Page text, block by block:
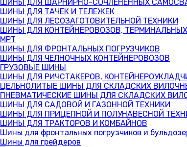
ШИНЫ ДЛЯ ШАРНИРНО-СОЧЛЕНЕННЫХ
ШИНЫ ДЛЯ ТАЧЕК И ТЕЛЕЖЕК
ШИНЫ ДЛЯ ЛЕСОЗАГОТОВИТЕЛЬНОЙ ТЕХНИКИ
ШИНЫ ДЛЯ КОНТЕЙНЕРОВОЗОВ, ТЕРМИНАЛЬНЫХ
MPT
ШИНЫ ДЛЯ ФРОНТАЛЬНЫХ ПОГРУЗЧИКОВ
ШИНЫ ДЛЯ ЧЕЛНОЧНЫХ КОНТЕЙНЕРОВОЗОВ
ГРУЗОВЫЕ ШИНЫ
ШИНЫ ДЛЯ РИЧСТАКЕРОВ,
ЦЕЛЬНОЛИТЫЕ ШИНЫ ДЛЯ СКЛАДСКИХ
ПНЕВМАТИЧЕСКИЕ ШИНЫ ДЛЯ СКЛАДСКИХ
ШИНЫ ДЛЯ САДОВОЙ И ГАЗОННОЙ ТЕХНИКИ
ШИНЫ ДЛЯ ПРИЦЕПНОЙ И ПОЛУНАВЕСНОЙ
ШИНЫ ДЛЯ ТРАКТОРОВ И КОМБАЙНОВ
Шины для фронтальных погрузчиков и
Шины для грейдеров